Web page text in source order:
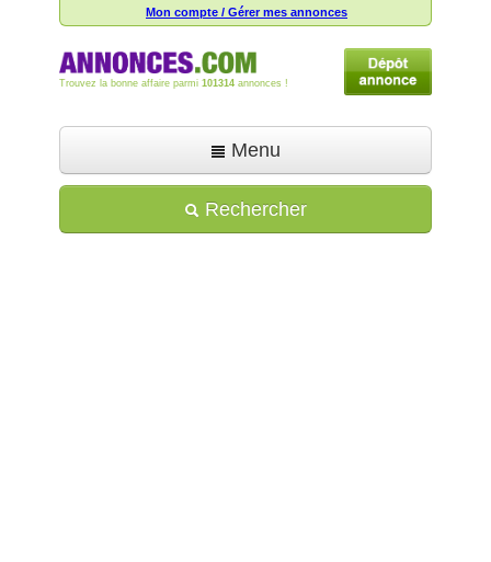
Mon compte / Gérer mes annonces
Trouvez la bonne affaire parmi 101314 annonces !
Menu
Déposer une annonce
Rechercher